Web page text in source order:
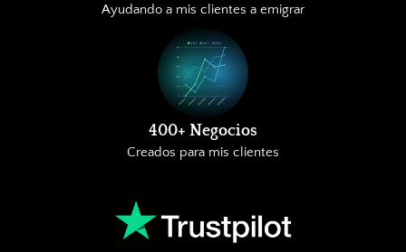
Ayudando a mis clientes a emigrar
400+ Negocios
Creados para mis clientes